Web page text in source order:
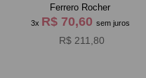
Ferrero Rocher
3x R$ 70,60 sem juros
R$ 211,80